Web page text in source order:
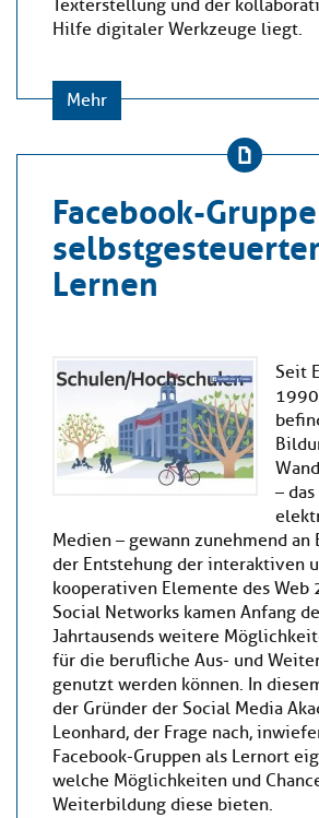
Texterstellung und der
Hilfe digitaler Werkzeuge liegt.
Mehr
Facebook-
Lernen
Seit
–
Medien – gewann zunehmend
der Entstehung der interaktiven
kooperativen Elemente des Web
Social Networks kamen Anfang
Jahrtausends weitere
für die berufliche Aus- und
genutzt werden können. In
der Gründer der Social Media
Leonhard, der Frage nach,
Facebook-Gruppen als Lernort
welche Möglichkeiten und
Weiterbildung diese bieten.